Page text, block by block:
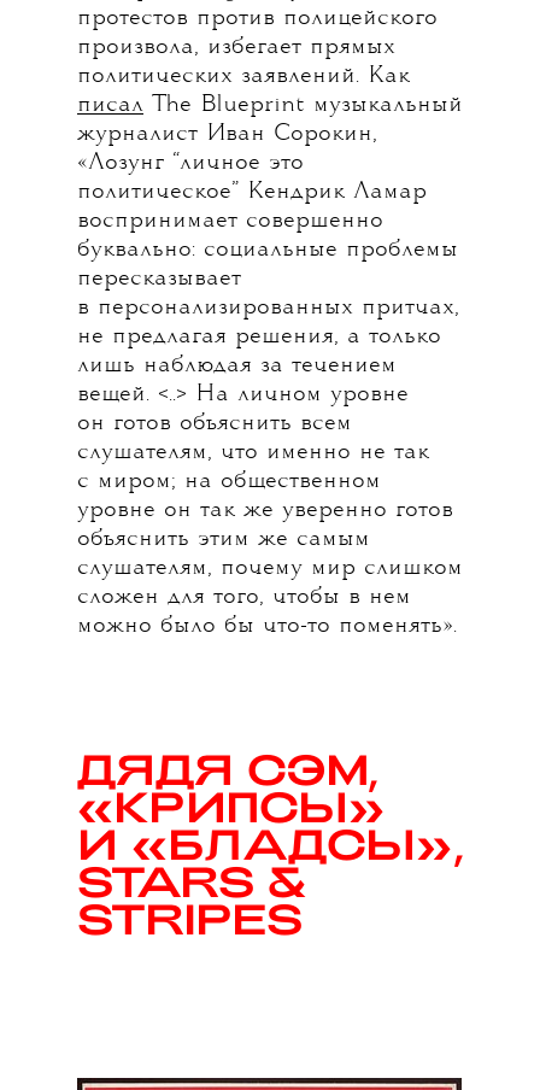
протестов против полицейского
произвола, избегает прямых
политических заявлений. Как
писал The Blueprint музыкальный
журналист Иван Сорокин,
«Лозунг “личное это
политическое” Кендрик Ламар
воспринимает совершенно
буквально: социальные проблемы
пересказывает
в персонализированных притчах,
не предлагая решения, а только
лишь наблюдая за течением
вещей. <..> На личном уровне
он готов объяснить всем
слушателям, что именно не так
с миром; на общественном
уровне он так же уверенно готов
объяснить этим же самым
слушателям, почему мир слишком
сложен для того, чтобы в нем
можно было бы что-то поменять».
ДЯДЯ СЭМ,
«КРИПСЫ»
И «БЛАДСЫ»,
STARS &
STRIPES